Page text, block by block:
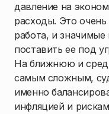
давление на
расходы. Это очень
работа, и значимые
поставить ее под
На ближнюю и
самым сложным,
именно
инфляцией и